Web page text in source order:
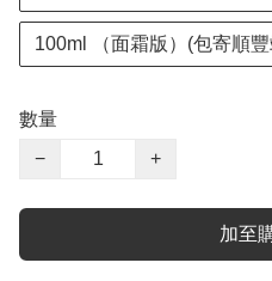
100ml （面霜版）(包寄順
數量
−
+
加至